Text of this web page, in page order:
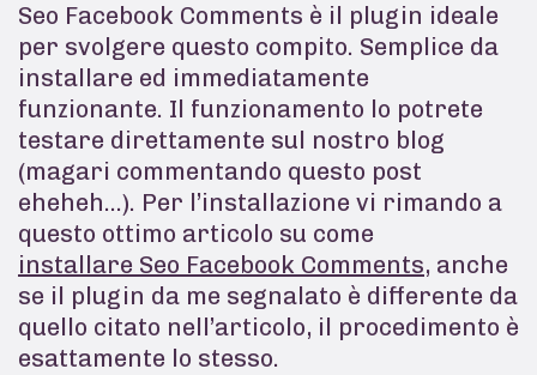
Seo Facebook Comments è il plugin ideale
per svolgere questo compito. Semplice da
installare ed immediatamente
funzionante. Il funzionamento lo potrete
testare direttamente sul nostro blog
(magari commentando questo post
eheheh…). Per l’installazione vi rimando a
questo ottimo articolo su come
installare Seo Facebook Comments, anche
se il plugin da me segnalato è differente da
quello citato nell’articolo, il procedimento è
esattamente lo stesso.